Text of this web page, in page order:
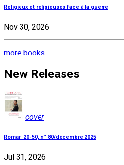
Religieux et religieuses face à la guerre
Nov 30, 2026
more books
New Releases
cover
Roman 20-50, n° 80/décembre 2025
Jul 31, 2026